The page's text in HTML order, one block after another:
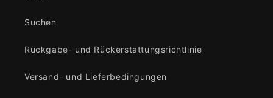
Suchen
Rückgabe- und Rückerstattungsrichtlinie
Versand- und Lieferbedingungen